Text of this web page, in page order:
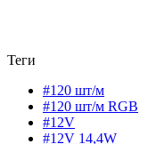
Теги
#120 шт/м
#120 шт/м RGB
#12V
#12V 14,4W